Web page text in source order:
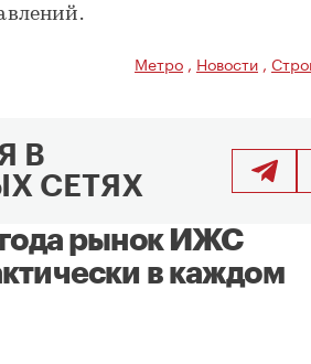
Метро , Новости ,
В
СЕТЯХ
рынок ИЖС
в каждом